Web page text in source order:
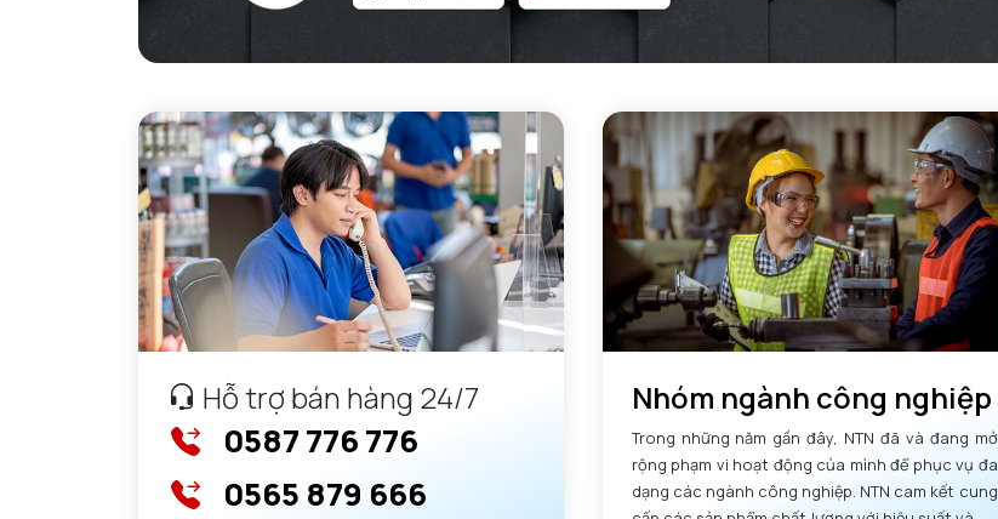
Hỗ trợ bán hàng 24/7
0587 776 776
0565 879 666
Nhóm ngành công nghiệp
Trong những năm gần đây, NTN đã và đang mở
rộng phạm vi hoạt động của mình để phục vụ đa
dạng các ngành công nghiệp. NTN cam kết cung